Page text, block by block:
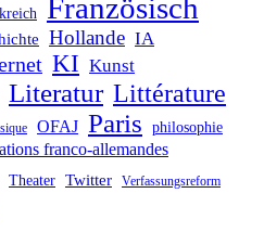
Französisch
Hollande IA
KI Kunst
Literatur Littérature
OFAJ Paris philosophie
franco-allemandes
Theater Twitter Verfassungsreform